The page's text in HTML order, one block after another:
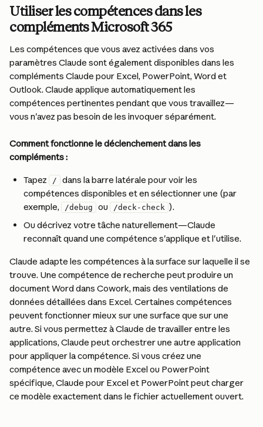
Utiliser les compétences dans les
compléments Microsoft 365
Les compétences que vous avez activées dans vos
paramètres Claude sont également disponibles dans les
compléments Claude pour Excel, PowerPoint, Word et
Outlook. Claude applique automatiquement les
compétences pertinentes pendant que vous travaillez—
vous n'avez pas besoin de les invoquer séparément.
Comment fonctionne le déclenchement dans les
compléments :
Tapez /
dans la barre latérale pour voir les
compétences disponibles et en sélectionner une (par
exemple,
/debug ou /deck-check ).
Ou décrivez votre tâche naturellement—Claude
reconnaît quand une compétence s'applique et l'utilise.
Claude adapte les compétences à la surface sur laquelle il se
trouve. Une compétence de recherche peut produire un
document Word dans Cowork, mais des ventilations de
données détaillées dans Excel. Certaines compétences
peuvent fonctionner mieux sur une surface que sur une
autre. Si vous permettez à Claude de travailler entre les
applications, Claude peut orchestrer une autre application
pour appliquer la compétence. Si vous créez une
compétence avec un modèle Excel ou PowerPoint
spécifique, Claude pour Excel et PowerPoint peut charger
ce modèle exactement dans le fichier actuellement ouvert.